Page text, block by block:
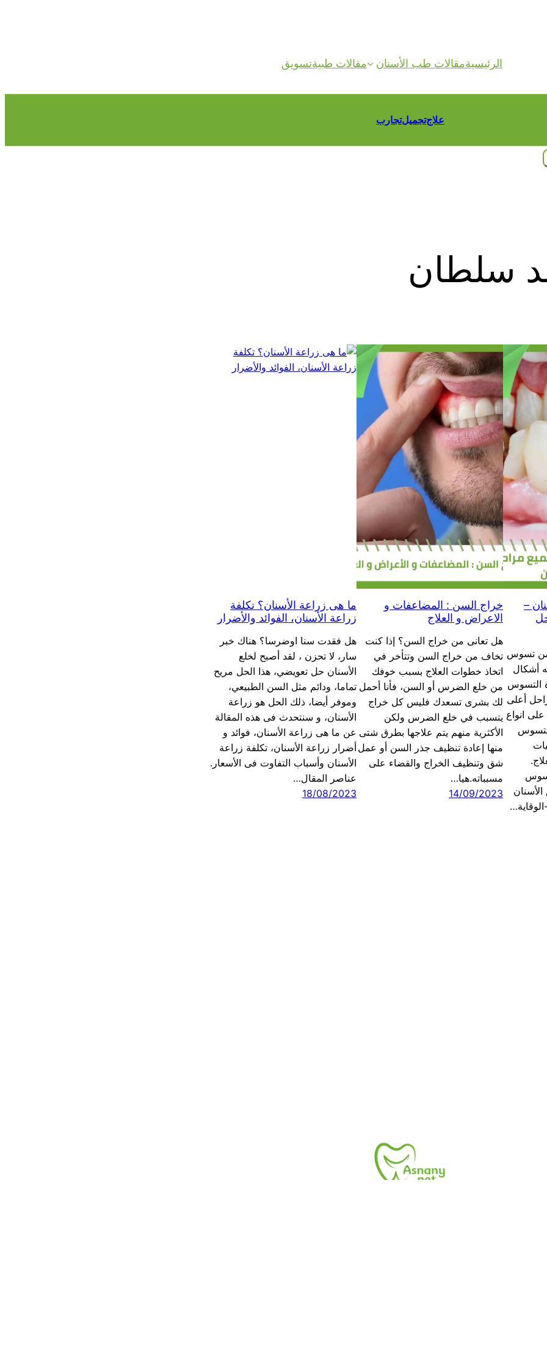
الرئيسيةمقالات طب الأسنان مقالات طبيةتسويق
علاجتجميلتجارب
سلطان
–
من تسوس
أشكال
التسوس
أعلى
انواع
تسوس
الأسنان
خراج السن : المضاعفات و
الاعراض و العلاج
هل تعانى من خراج السن؟ إذا كنت
تخاف من خراج السن وتتأخر في
اتخاذ خطوات العلاج بسبب خوفك
من خلع الضرس أو السن، فأنا أحمل
لك بشرى تسعدك فليس كل خراج
يتسبب في خلع الضرس ولكن
الأكثرية منهم يتم علاجها بطرق شتى
منها إعادة تنظيف جذر السن أو عمل
شق وتنظيف الخراج والقضاء على
مسبباته.هيا…
14/09/2023
ما هى زراعة الأسنان؟ تكلفة
زراعة الأسنان، الفوائد والأضرار
هل فقدت سنا اوضرسا؟ هناك خبر
سار، لا تحزن ، لقد أصبح لخلع
الأسنان حل تعويضي، هذا الحل مريح
تماما، ودائم مثل السن الطبيعي،
وموفر أيضا، ذلك الحل هو زراعة
الأسنان، و سنتحدث فى هذه المقالة
عن ما هى زراعة الأسنان، فوائد و
أضرار زراعة الأسنان، تكلفة زراعة
الأسنان وأسباب التفاوت فى الأسعار.
عناصر المقال…
18/08/2023